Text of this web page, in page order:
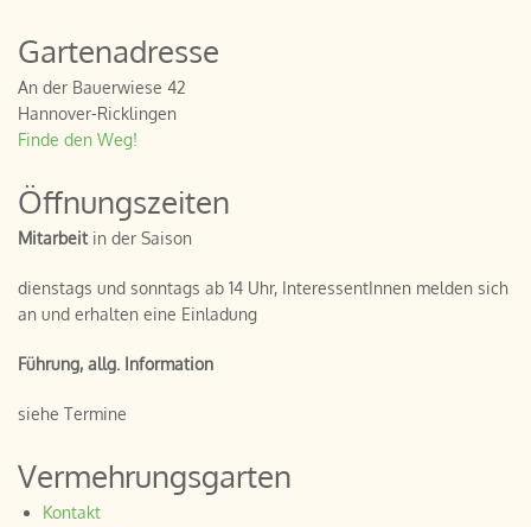
Gartenadresse
An der Bauerwiese 42
Hannover-Ricklingen
Finde den Weg!
Öffnungszeiten
Mitarbeit in der Saison
dienstags und sonntags ab 14 Uhr, InteressentInnen melden sich
an und erhalten eine Einladung
Führung, allg. Information
siehe Termine
Vermehrungsgarten
Kontakt